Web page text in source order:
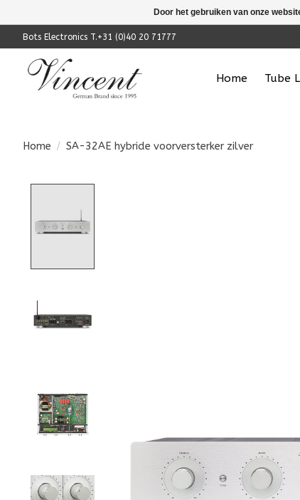
Bots Electronics T.+31 (0)40 20 71777
Home Tube
Home / SA-32AE hybride voorversterker zilver
Door het gebruiken van onze